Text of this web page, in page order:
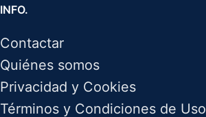
INFO.
Contactar
Quiénes somos
Privacidad y Cookies
Términos y Condiciones de Uso